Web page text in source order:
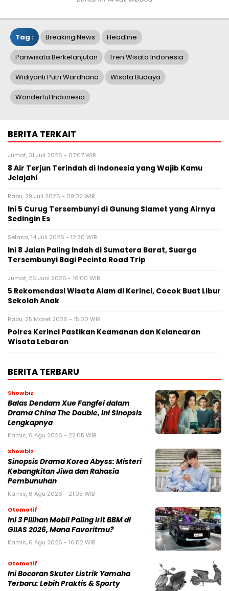
Tag : Breaking News Headline
Pariwisata Berkelanjutan Tren Wisata Indonesia
Widiyanti Putri Wardhana Wisata Budaya
Wonderful Indonesia
BERITA TERKAIT
Jumat, 31 Juli 2026 - 07:07 WIB
8 Air Terjun Terindah di Indonesia yang Wajib Kamu
Jelajahi
Rabu, 29 Juli 2026 - 09:02 WIB
Ini 5 Curug Tersembunyi di Gunung Slamet yang Airnya
Sedingin Es
Selasa, 14 Juli 2026 - 12:30 WIB
Ini 8 Jalan Paling Indah di Sumatera Barat, Suarga
Tersembunyi Bagi Pecinta Road Trip
Jumat, 26 Juni 2026 - 16:00 WIB
5 Rekomendasi Wisata Alam di Kerinci, Cocok Buat Libur
Sekolah Anak
Rabu, 25 Maret 2026 - 15:00 WIB
Polres Kerinci Pastikan Keamanan dan Kelancaran
Wisata Lebaran
BERITA TERBARU
Showbiz
Balas Dendam Xue Fangfei dalam
Drama China The Double, Ini Sinopsis
Lengkapnya
Kamis, 6 Agu 2026 - 22:05 WIB
Showbiz
Sinopsis Drama Korea Abyss: Misteri
Kebangkitan Jiwa dan Rahasia
Pembunuhan
Kamis, 6 Agu 2026 - 21:05 WIB
Otomotif
Ini 3 Pilihan Mobil Paling Irit BBM di
GIIAS 2026, Mana Favoritmu?
Kamis, 6 Agu 2026 - 16:02 WIB
Otomotif
Ini Bocoran Skuter Listrik Yamaha
Terbaru: Lebih Praktis & Sporty